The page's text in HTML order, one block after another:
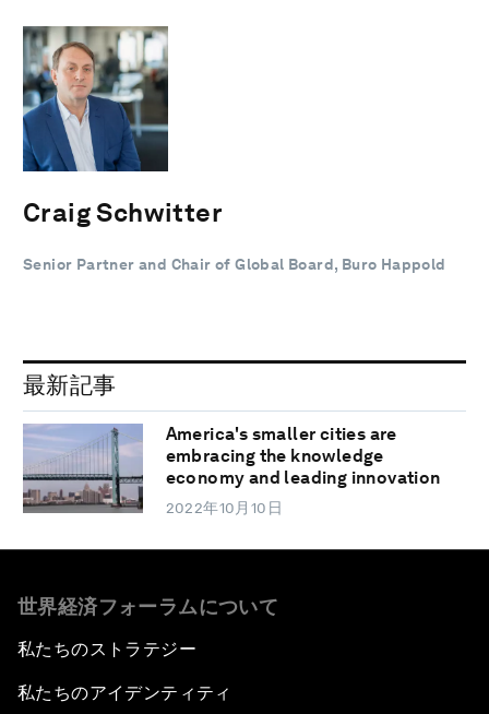
Craig Schwitter
Senior Partner and Chair of Global Board, Buro Happold
最新記事
America's smaller cities are
embracing the knowledge
economy and leading innovation
2022年10月10日
世界経済フォーラムについて
私たちのストラテジー
私たちのアイデンティティ